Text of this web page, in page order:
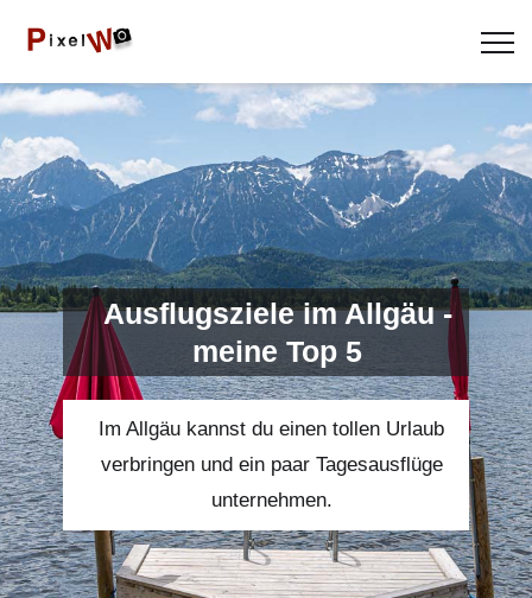
Ausflugsziele im Allgäu -
meine Top 5
Im Allgäu kannst du einen tollen Urlaub
verbringen und ein paar Tagesausflüge
unternehmen.